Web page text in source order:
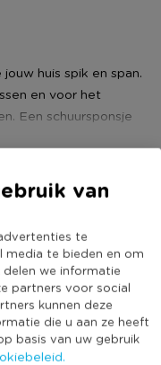
van
te
media te bieden en om
we informatie
partners voor social
kunnen deze
die u aan ze heeft
basis van uw gebruik
huis spik en span.
en voor het
Een schuursponsje
eco schuursponzen
geen score